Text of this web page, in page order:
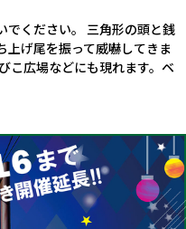
でください。 三角形の頭と銭
上げ尾を振って威嚇してきま
こ広場などにも現れます。ベ